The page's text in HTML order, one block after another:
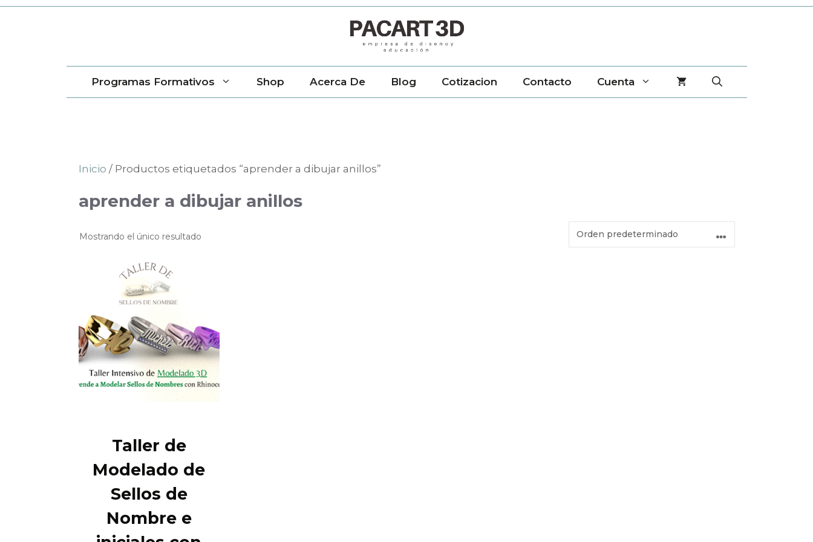
Saltar
Programas Formativos Shop Acerca De Blog Cotizacion Contacto Cuenta
Inicio / Productos etiquetados “aprender a dibujar anillos”
aprender a dibujar anillos
Mostrando el único resultado
Taller de
Modelado de
Sellos de
Nombre e